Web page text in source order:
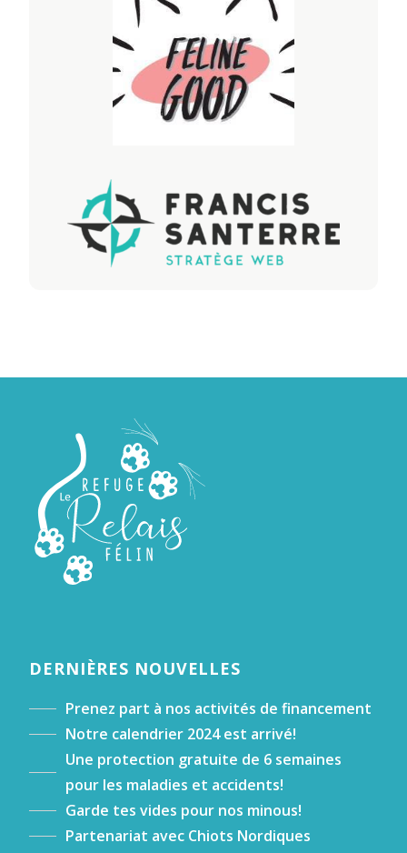
DERNIÈRES NOUVELLES
Prenez part à nos activités de financement
Notre calendrier 2024 est arrivé!
Une protection gratuite de 6 semaines
pour les maladies et accidents!
Garde tes vides pour nos minous!
Partenariat avec Chiots Nordiques